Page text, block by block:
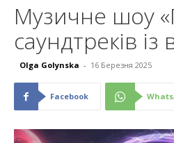
Музичне шоу
cаундтреків із
Olga Golynska - 16 Березня 2025
Facebook